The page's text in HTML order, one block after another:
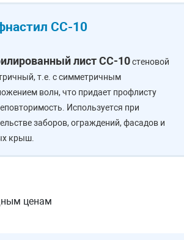
СC-10
лист СC-10стеновой
т.е. с симметричным
волн, что придает профлисту
Используется при
заборов, ограждений, фасадов и
крыш.
ценам